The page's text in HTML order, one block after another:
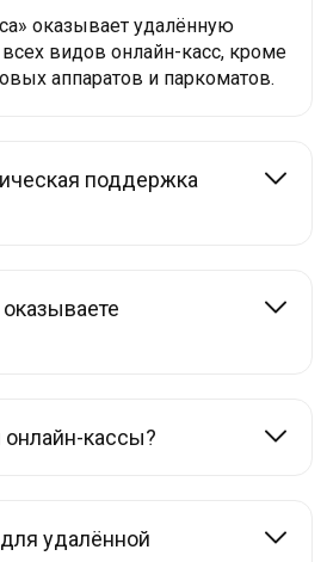
оказывает удалённую
видов онлайн-касс, кроме
аппаратов и паркоматов.
поддержка
онлайн-кассы?
удалённой